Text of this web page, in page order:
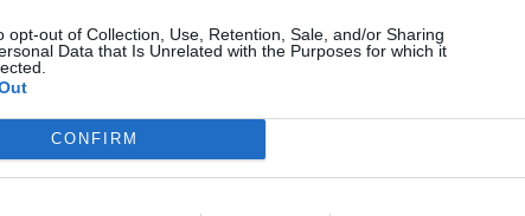
opt-out of Collection, Use, Retention, Sale, and/or Sharing
Data that Is Unrelated with the Purposes for which it
CONFIRM
SEMPLIFICATA 0-1 milioni
SOCIETA' SPORTIVO
0-1 milioni 62.10.00